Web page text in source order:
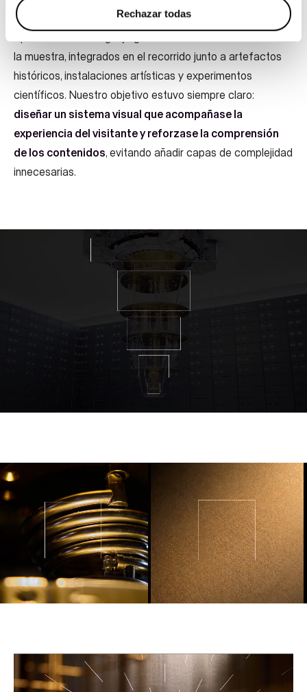
Rechazar todas
la muestra, integrados en el recorrido junto a artefactos
históricos, instalaciones artísticas y experimentos
científicos. Nuestro objetivo estuvo siempre claro:
diseñar un sistema visual que acompañase la
experiencia del visitante y reforzase la comprensión
de los contenidos, evitando añadir capas de complejidad
innecesarias.